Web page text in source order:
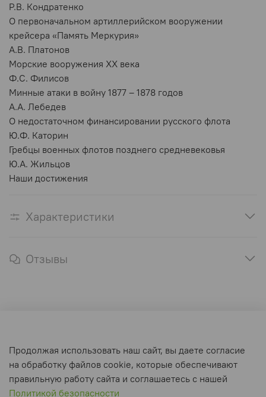
Р.В. Кондратенко
О первоначальном артиллерийском вооружении
крейсера «Память Меркурия»
А.В. Платонов
Морские вооружения XX века
Ф.С. Филисов
Минные атаки в войну 1877 – 1878 годов
А.А. Лебедев
О недостаточном финансировании русского флота
Ю.Ф. Каторин
Гребцы военных флотов позднего средневековья
Ю.А. Жильцов
Наши достижения
Характеристики
Отзывы
Пользовательское соглашение
Условия обмена и возврата
Продолжая использовать наш сайт, вы даете согласие
на обработку файлов cookie, которые обеспечивают
правильную работу сайта и соглашаетесь с нашей
Политикой безопасности